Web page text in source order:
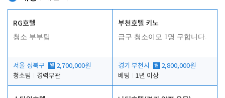
RG호텔
청소 부부팀
서울 성북구 월 2,700,000원
청소팀
경력무관
부천호텔 키노
급구 청소이모 1명 구합니다.
경기 부천시 월 2,800,000원
베팅
1년 이상